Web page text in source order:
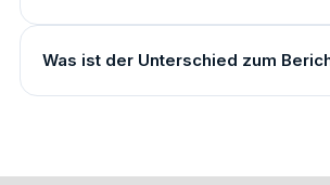
Was ist der Unterschied zum